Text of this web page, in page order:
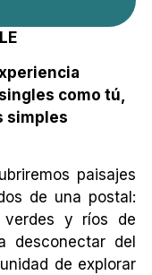
como tú,
simples
paisajes
de una postal:
verdes y ríos de
desconectar del
de explorar